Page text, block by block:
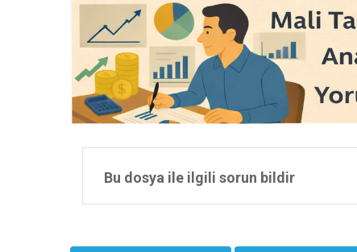
Bu dosya ile ilgili sorun bildir